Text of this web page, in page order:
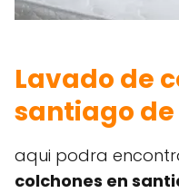
Lavado de
santiago
aqui podra
colchones en